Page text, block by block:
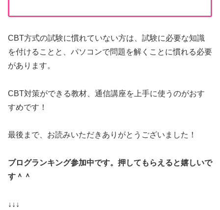
CBT方式の試験に慣れていない方は、試験に必要な知識
を付けることと、パソコンで問題を解くことに慣れる必要
があります。
CBT対策ができる教材、通信講座を上手に使うのがおす
すめです！
最後まで、お読みいただきありがとうございました！
ブログランキング参加中です。押してもらえると嬉しいで
す＾＾
↓↓↓